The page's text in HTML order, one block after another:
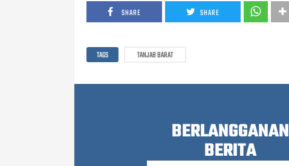
SHARE SHARE
TAGS TANJAB BARAT
BERLANGGANAN
BERITA